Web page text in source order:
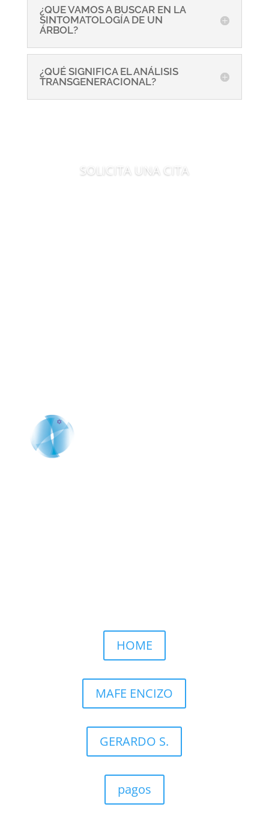
¿QUE VAMOS A BUSCAR EN LA
SINTOMATOLOGÍA DE UN
ÁRBOL?
¿QUÉ SIGNIFICA EL ANÁLISIS
TRANSGENERACIONAL?
SOLICITA UNA CITA
HOME
MAFE ENCIZO
GERARDO S.
pagos